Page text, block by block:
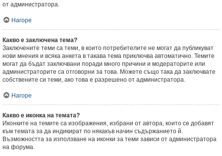
от администратора.
Нагоре
Какво е заключена тема?
Заключените теми са теми, в които потребителите не могат да публикуват
нови мнения и всяка анкета в такава тема приключва автоматично. Темите
могат да бъдат заключвани поради много причини и модераторите или
администраторите са отговорни за това. Можете също така да заключвате
собствените си теми, ако това е разрешено от администратора.
Нагоре
Какво е иконка на темата?
Иконките на темите са изображения, избрани от автора, които се добавят
към темата за да индикират по някакъв начин съдържанието й.
Възможността за използване на иконки за теми зависи от администратора
на форума.